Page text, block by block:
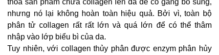
thoa sản phẩm chứa collagen lên da để cố gắng bổ sung,
nhưng nó lại không hoàn toàn hiệu quả. Bởi vì, toàn bộ
phân tử collagen rất rất lớn và quá lớn để có thể thâm
nhập vào lớp biểu bì của da.
Tuy nhiên, với collagen thủy phân được enzym phân hủy